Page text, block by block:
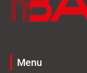
Menu